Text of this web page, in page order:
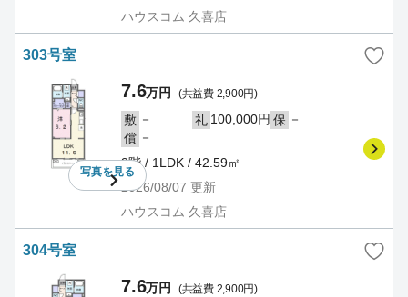
ハウスコム 久喜店
303号室
写真を見る
7.6万円 (共益費 2,900円)
敷 － 礼 100,000円 保 －
償 －
3階 / 1LDK / 42.59㎡
2026/08/07 更新
ハウスコム 久喜店
304号室
7.6万円 (共益費 2,900円)